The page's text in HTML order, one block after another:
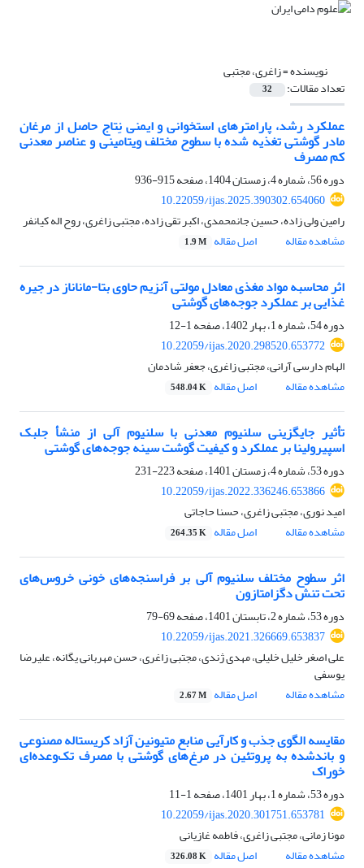
نویسنده =زاغری، مجتبی
تعداد مقالات: 32
عملکرد رشد، پارامترهای استخوانی و ایمنی نِتاج حاصل از مرغان
مادر گوشتی تغذیه شده با سطوح مختلف ویتامینی و عناصر معدنی
کم مصرف
دوره 56، شماره 4، زمستان 1404، صفحه
915-936
10.22059/ijas.2025.390302.654060
رامین ولی زاده، حسین جانمحمدی، اکبر تقی زاده، مجتبی زاغری، روح اله کیانفر
مشاهده مقاله
اصل مقاله 1.9 M
اثر محاسبه مواد مغذی معادل مولتی آنزیم حاوی بتا-ماناناز در جیره
غذایی بر عملکرد ‏جوجه‌های گوشتی
دوره 54، شماره 1، بهار 1402، صفحه
1-12
10.22059/ijas.2020.298520.653772
الهام دارسی آرانی، مجتبی زاغری، جعفر شادمان
مشاهده مقاله
اصل مقاله 548.04 K
تأثیر جایگزینی سلنیوم معدنی با سلنیوم آلی از منشأ جلبک
اسپیرولینا بر عملکرد و کیفیت گوشت سینه ‏جوجه‌های گوشتی
دوره 53، شماره 4، زمستان 1401، صفحه
223-231
10.22059/ijas.2022.336246.653866
امید نوری، مجتبی زاغری، حسنا حاجاتی
مشاهده مقاله
اصل مقاله 264.35 K
اثر سطوح مختلف سلنیوم آلی بر فراسنجه‌های خونی خروس‌های
تحت تنش دگزامتازون
دوره 53، شماره 2، تابستان 1401، صفحه
69-79
10.22059/ijas.2021.326669.653837
علی اصغر خلیل خلیلی، مهدی ژندی، مجتبی زاغری، حسن مهربانی یگانه، علیرضا
یوسفی
مشاهده مقاله
اصل مقاله 2.67 M
مقایسه الگوی جذب و کارآیی منابع متیونین آزاد کریستاله مصنوعی
و باند‌شده به پروتئین در مرغ‌های‌ ‏گوشتی با مصرف تک‌وعده‌ای
خوراک
دوره 53، شماره 1، بهار 1401، صفحه
1-11
10.22059/ijas.2020.301751.653781
مونا زمانی، مجتبی زاغری، فاطمه غازیانی
مشاهده مقاله
اصل مقاله 326.08 K